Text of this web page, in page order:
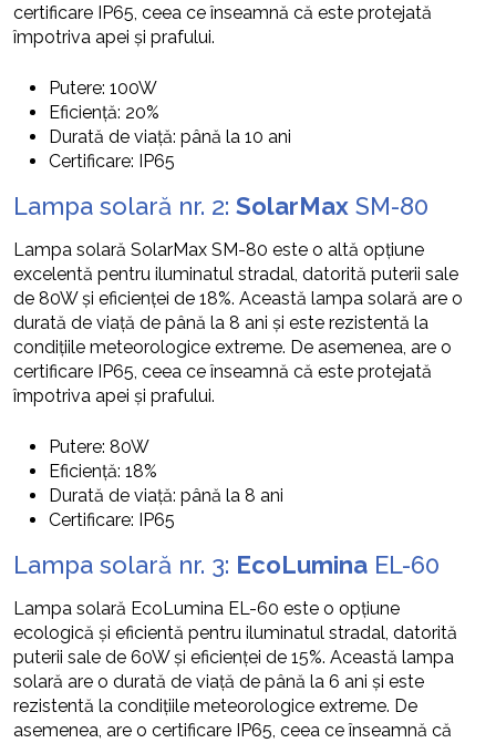
certificare IP65, ceea ce înseamnă că este protejată
împotriva apei și prafului.
Putere: 100W
Eficiență: 20%
Durată de viață: până la 10 ani
Certificare: IP65
Lampa solară nr. 2: SolarMax SM-80
Lampa solară SolarMax SM-80 este o altă opțiune
excelentă pentru iluminatul stradal, datorită puterii sale
de 80W și eficienței de 18%. Această lampa solară are o
durată de viață de până la 8 ani și este rezistentă la
condițiile meteorologice extreme. De asemenea, are o
certificare IP65, ceea ce înseamnă că este protejată
împotriva apei și prafului.
Putere: 80W
Eficiență: 18%
Durată de viață: până la 8 ani
Certificare: IP65
Lampa solară nr. 3: EcoLumina EL-60
Lampa solară EcoLumina EL-60 este o opțiune
ecologică și eficientă pentru iluminatul stradal, datorită
puterii sale de 60W și eficienței de 15%. Această lampa
solară are o durată de viață de până la 6 ani și este
rezistentă la condițiile meteorologice extreme. De
asemenea, are o certificare IP65, ceea ce înseamnă că